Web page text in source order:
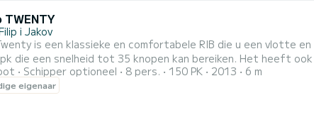
i Jakov
is een klassieke en comfortabele RIB die u een vlotte
die een snelheid tot 35 knopen kan bereiken. Het heeft
de beste plaatsen om te bezoeken en te verkennen. U kunt
De boot biedt plaats aan maximaal 8 personen en heeft
Schipper optioneel 8 pers. 150 PK 2013 6 m
eigenaar